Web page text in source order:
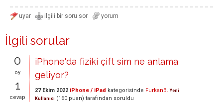
İlgili sorular
0
oy
1
cevap
iPhone'da fiziki çift sim ne anlama
geliyor?
27 Ekim 2022 iPhone / iPad kategorisinde FurkanB. Yeni
Kullanıcı (160 puan) tarafından soruldu